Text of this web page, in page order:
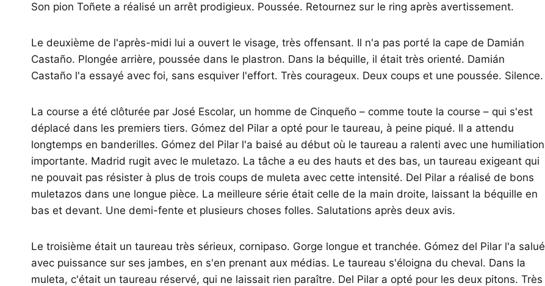
Son pion Toñete a réalisé un arrêt prodigieux. Poussée. Retournez sur le ring après avertissement.
Le deuxième de l'après-midi lui a ouvert le visage, très offensant. Il n'a pas porté la cape de Damián
Castaño. Plongée arrière, poussée dans le plastron. Dans la béquille, il était très orienté. Damián
Castaño l'a essayé avec foi, sans esquiver l'effort. Très courageux. Deux coups et une poussée. Silence.
La course a été clôturée par José Escolar, un homme de Cinqueño – comme toute la course – qui s'est
déplacé dans les premiers tiers. Gómez del Pilar a opté pour le taureau, à peine piqué. Il a attendu
longtemps en banderilles. Gómez del Pilar l'a baisé au début où le taureau a ralenti avec une humiliation
importante. Madrid rugit avec le muletazo. La tâche a eu des hauts et des bas, un taureau exigeant qui
ne pouvait pas résister à plus de trois coups de muleta avec cette intensité. Del Pilar a réalisé de bons
muletazos dans une longue pièce. La meilleure série était celle de la main droite, laissant la béquille en
bas et devant. Une demi-fente et plusieurs choses folles. Salutations après deux avis.
Le troisième était un taureau très sérieux, cornipaso. Gorge longue et tranchée. Gómez del Pilar l'a salué
avec puissance sur ses jambes, en s'en prenant aux médias. Le taureau s'éloigna du cheval. Dans la
muleta, c'était un taureau réservé, qui ne laissait rien paraître. Del Pilar a opté pour les deux pitons. Très